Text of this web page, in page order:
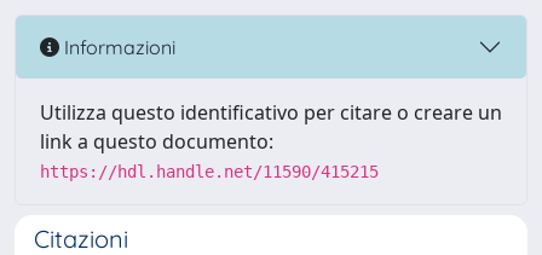
Informazioni
Utilizza questo identificativo per citare o creare un
link a questo documento:
https://hdl.handle.net/11590/415215
Citazioni